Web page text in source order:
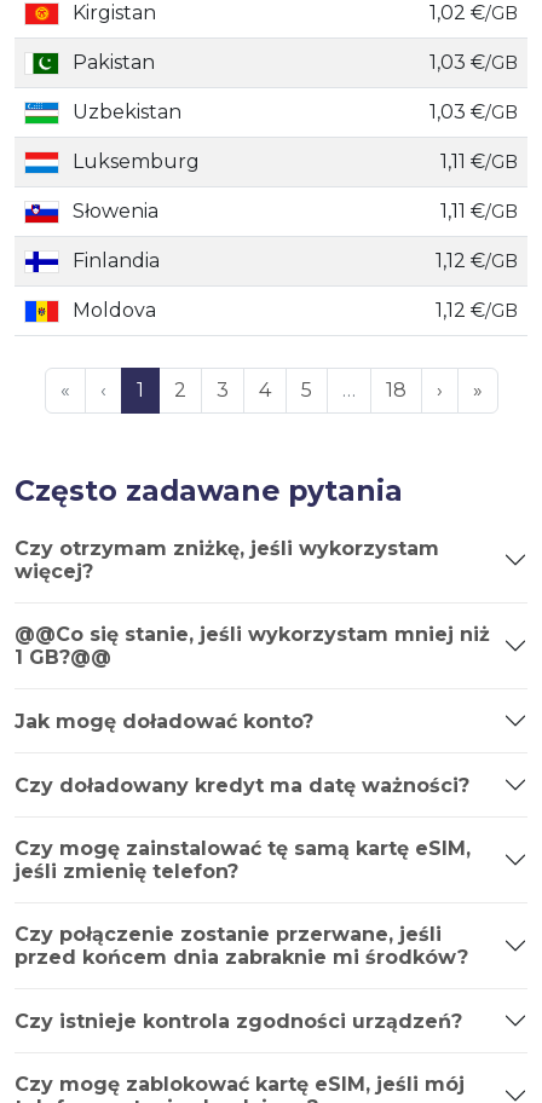
Kirgistan 1,02 €/GB
Pakistan 1,03 €/GB
Uzbekistan 1,03 €/GB
Luksemburg 1,11 €/GB
Słowenia 1,11 €/GB
Finlandia 1,12 €/GB
Moldova 1,12 €/GB
« ‹ 1 2 3 4 5 … 18 › »
Często zadawane pytania
Czy otrzymam zniżkę, jeśli wykorzystam
więcej?
@@Co się stanie, jeśli wykorzystam mniej niż
1 GB?@@
Jak mogę doładować konto?
Czy doładowany kredyt ma datę ważności?
Czy mogę zainstalować tę samą kartę eSIM,
jeśli zmienię telefon?
Czy połączenie zostanie przerwane, jeśli
przed końcem dnia zabraknie mi środków?
Czy istnieje kontrola zgodności urządzeń?
Czy mogę zablokować kartę eSIM, jeśli mój